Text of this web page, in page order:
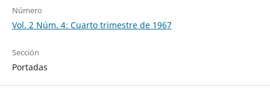
Número
Vol. 2 Núm. 4: Cuarto trimestre de 1967
Sección
Portadas